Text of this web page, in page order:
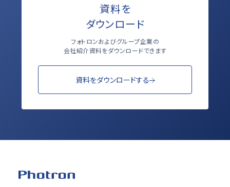
資料を
ダウンロード
フォトロンおよびグループ企業の
会社紹介資料をダウンロードできます
資料をダウンロードする